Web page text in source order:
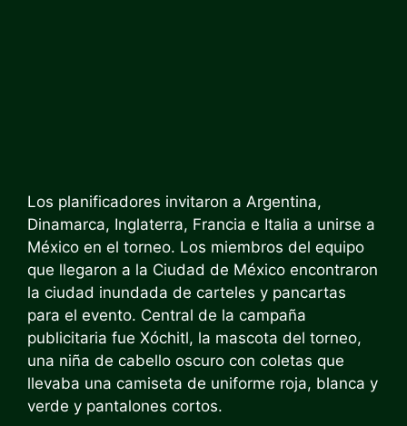
Los planificadores invitaron a Argentina,
Dinamarca, Inglaterra, Francia e Italia a unirse a
México en el torneo. Los miembros del equipo
que llegaron a la Ciudad de México encontraron
la ciudad inundada de carteles y pancartas
para el evento. Central de la campaña
publicitaria fue Xóchitl, la mascota del torneo,
una niña de cabello oscuro con coletas que
llevaba una camiseta de uniforme roja, blanca y
verde y pantalones cortos.